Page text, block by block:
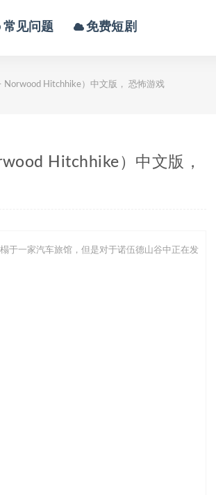
常见问题 免费短剧
Norwood Hitchhike）中文版， 恐怖游戏
Hitchhike）中文版，
于一家汽车旅馆，但是对于诺伍德山谷中正在发